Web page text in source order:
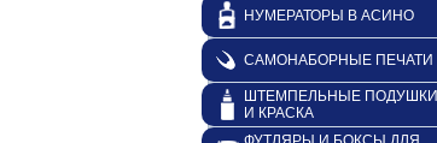
НУМЕРАТОРЫ В АСИНО
САМОНАБОРНЫЕ ПЕЧАТИ
ШТЕМПЕЛЬНЫЕ ПОДУШКИ
И КРАСКА